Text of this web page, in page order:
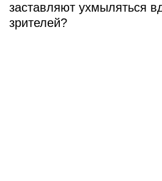
заставляют ухмыляться
зрителей?